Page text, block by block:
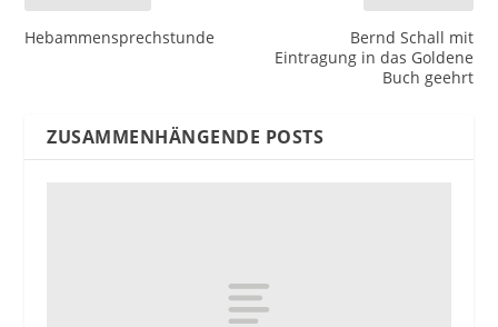
Hebammensprechstunde
Bernd Schall mit
Eintragung in das Goldene
Buch geehrt
ZUSAMMENHÄNGENDE POSTS